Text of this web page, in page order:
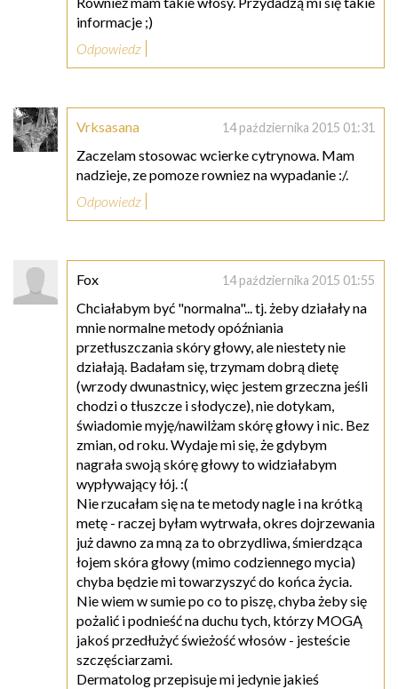
informacje ;)
Odpowiedz
Vrksasana 14 października 2015 01:31
Zaczelam stosowac wcierke cytrynowa. Mam
nadzieje, ze pomoze rowniez na wypadanie :/.
Odpowiedz
Fox 14 października 2015 01:55
Chciałabym być "normalna"... tj. żeby działały na
mnie normalne metody opóźniania
przetłuszczania skóry głowy, ale niestety nie
działają. Badałam się, trzymam dobrą dietę
(wrzody dwunastnicy, więc jestem grzeczna jeśli
chodzi o tłuszcze i słodycze), nie dotykam,
świadomie myję/nawilżam skórę głowy i nic. Bez
zmian, od roku. Wydaje mi się, że gdybym
nagrała swoją skórę głowy to widziałabym
wypływający łój. :(
Nie rzucałam się na te metody nagle i na krótką
metę - raczej byłam wytrwała, okres dojrzewania
już dawno za mną za to obrzydliwa, śmierdząca
łojem skóra głowy (mimo codziennego mycia)
chyba będzie mi towarzyszyć do końca życia.
Nie wiem w sumie po co to piszę, chyba żeby się
pożalić i podnieść na duchu tych, którzy MOGĄ
jakoś przedłużyć świeżość włosów - jesteście
szczęściarzami.
Dermatolog przepisuje mi jedynie jakieś